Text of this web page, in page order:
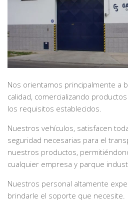
Nos orientamos principalmente a
calidad, comercializando
los requisitos establecidos.
Nuestros vehículos, satisfacen
seguridad necesarias para el
nuestros productos,
cualquier empresa y parque
Nuestros personal altamente
brindarle el soporte que necesite.